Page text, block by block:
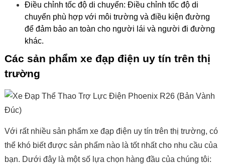
Điều chỉnh tốc độ di chuyển: Điều chỉnh tốc độ di
chuyển phù hợp với môi trường và điều kiện đường
để đảm bảo an toàn cho người lái và người đi đường
khác.
Các sản phẩm xe đạp điện uy tín trên thị
trường
Với rất nhiều sản phẩm xe đạp điện uy tín trên thị trường, có
thể khó biết được sản phẩm nào là tốt nhất cho nhu cầu của
bạn. Dưới đây là một số lựa chọn hàng đầu của chúng tôi: